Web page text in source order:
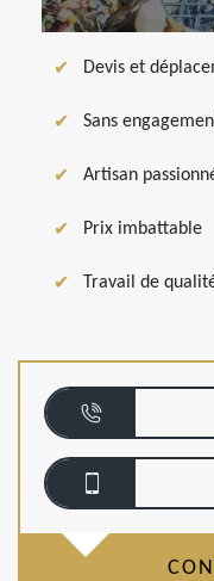
Devis et
Sans
Artisan
Prix imbattable
Travail de